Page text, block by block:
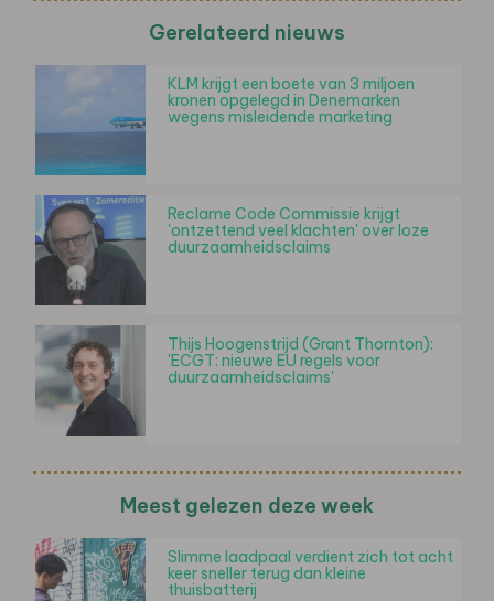
Gerelateerd nieuws
KLM krijgt een boete van 3 miljoen
kronen opgelegd in Denemarken
wegens misleidende marketing
Reclame Code Commissie krijgt
'ontzettend veel klachten' over loze
duurzaamheidsclaims
Thijs Hoogenstrijd (Grant Thornton):
'ECGT: nieuwe EU regels voor
duurzaamheidsclaims'
Meest gelezen deze week
Slimme laadpaal verdient zich tot acht
keer sneller terug dan kleine
thuisbatterij